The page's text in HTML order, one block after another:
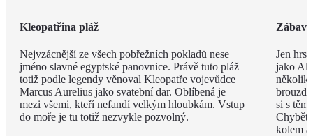
Kleopatřina pláž
Nejvzácnější ze všech pobřežních pokladů nese
jméno slavné egyptské panovnice. Právě tuto pláž
totiž podle legendy věnoval Kleopatře vojevůdce
Marcus Aurelius jako svatební dar. Oblíbená je
mezi všemi, kteří nefandí velkým hloubkám. Vstup
do moře je tu totiž nezvykle pozvolný.
Jen
jako
si s
Chybět
kolem